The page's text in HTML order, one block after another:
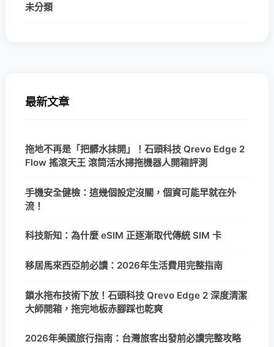
未分類
最新文章
拖地不再是「把髒水抹開」！石頭科技 Qrevo Edge 2
Flow 搖滾天王 滾筒活水掃拖機器人開箱評測
手機安全健檢：這幾個設定沒關，個資可能早就在外
流！
科技新知：為什麼 eSIM 正逐漸取代傳統 SIM 卡
移居馬來西亞前必讀：2026年生活費用完整指南
鎖水拖布技術下放！石頭科技 Qrevo Edge 2 深度清潔
大師開箱，拖完地板赤腳踩也乾爽
2026年美國旅行指南：台灣旅客出發前必讀完整攻略